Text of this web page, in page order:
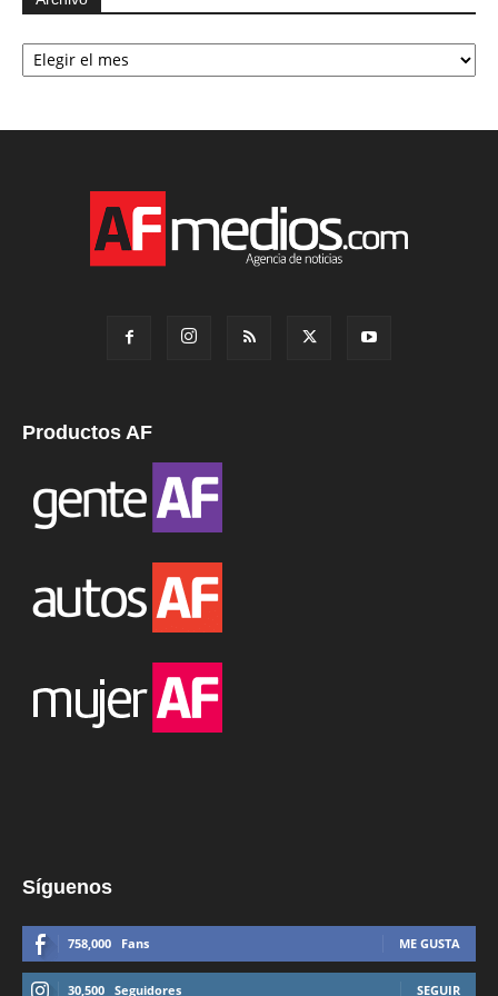
Archivo
Productos AF
Síguenos
758,000 Fans ME GUSTA
30,500 Seguidores SEGUIR